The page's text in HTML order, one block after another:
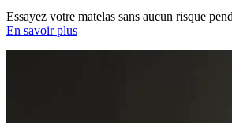
Essayez votre matelas sans aucun risque
En savoir plus